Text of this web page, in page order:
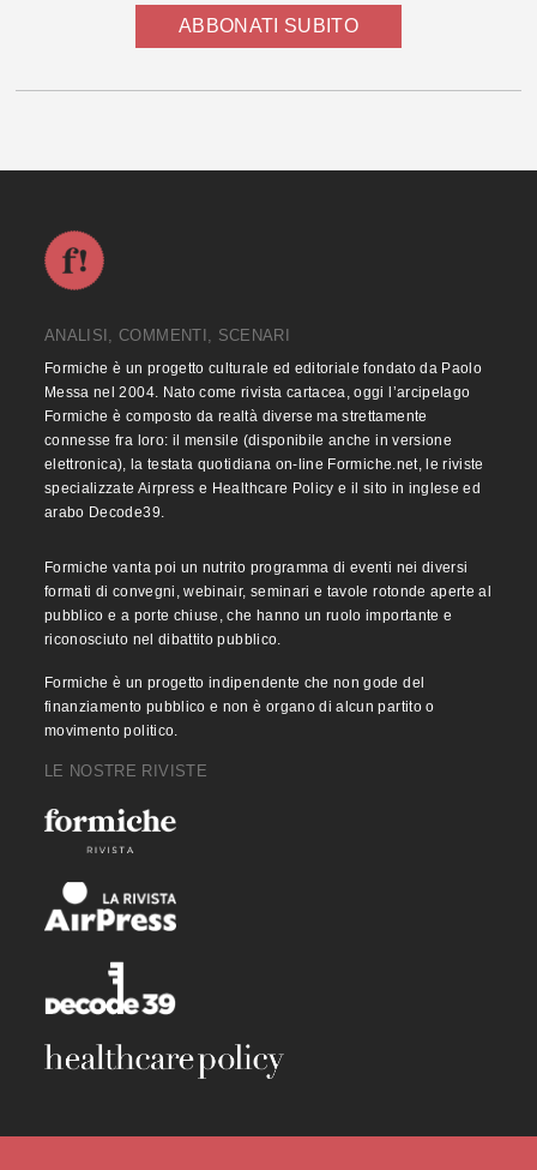
ABBONATI SUBITO
ANALISI, COMMENTI, SCENARI
Formiche è un progetto culturale ed editoriale fondato da Paolo
Messa nel 2004. Nato come rivista cartacea, oggi l’arcipelago
Formiche è composto da realtà diverse ma strettamente
connesse fra loro: il mensile (disponibile anche in versione
elettronica), la testata quotidiana on-line Formiche.net, le riviste
specializzate Airpress e Healthcare Policy e il sito in inglese ed
arabo Decode39.
Formiche vanta poi un nutrito programma di eventi nei diversi
formati di convegni, webinair, seminari e tavole rotonde aperte al
pubblico e a porte chiuse, che hanno un ruolo importante e
riconosciuto nel dibattito pubblico.
Formiche è un progetto indipendente che non gode del
finanziamento pubblico e non è organo di alcun partito o
movimento politico.
LE NOSTRE RIVISTE